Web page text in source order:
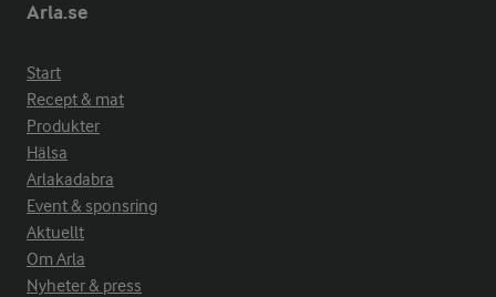
Arla.se
Start
Recept & mat
Produkter
Hälsa
Arlakadabra
Event & sponsring
Aktuellt
Om Arla
Nyheter & press